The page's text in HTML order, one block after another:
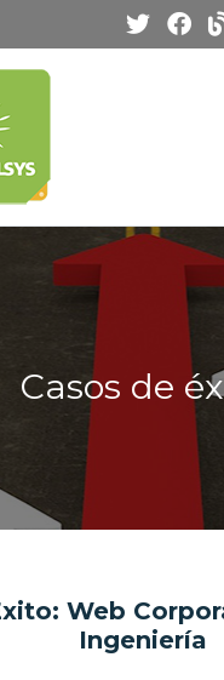
Casos de
Web
Ingeniería